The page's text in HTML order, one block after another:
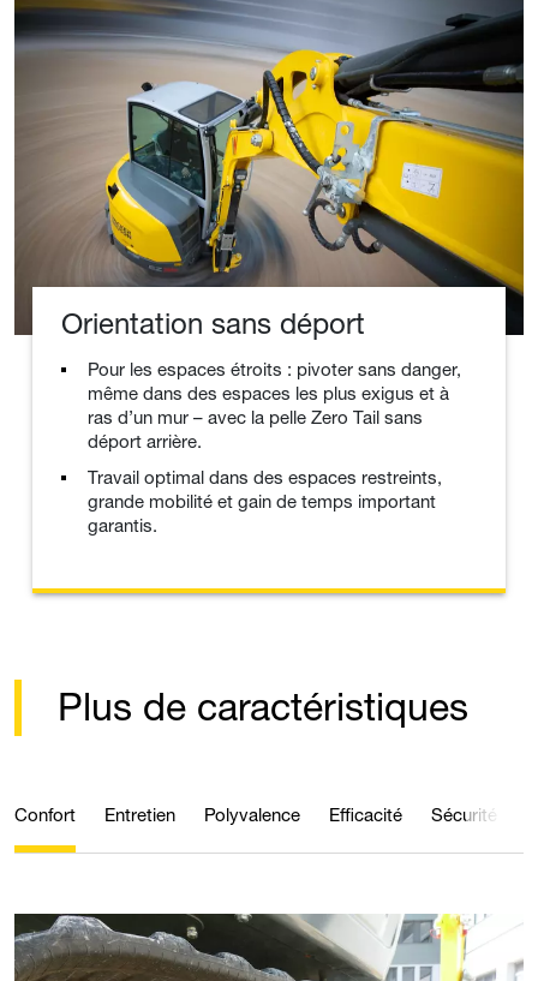
Orientation sans déport
Pour les espaces étroits : pivoter sans danger,
même dans des espaces les plus exigus et à
ras d’un mur – avec la pelle Zero Tail sans
déport arrière.
Travail optimal dans des espaces restreints,
grande mobilité et gain de temps important
garantis.
Plus de caractéristiques
Confort Entretien Polyvalence Efficacité Sécurité